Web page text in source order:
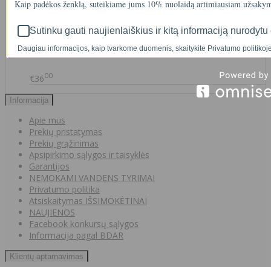
IŠMANAUS VANDENS NUOTĖKIO DETEKTORIAUS PRIEDAS
SOM GUARD
€3600
Informacija
Apie mus
Prekių pristatymas
Prekių grąžinimas
Apsipirkimo sąlygos ir taisyklės
Garantijos
NEMOKAMI VANDENS TYRIMAI
Privatumo politika
Atsiskaitymas IŠSIMOKĖTINAI
NAUJIENOS
Facebook konkursų sąlygos
Informacija pagal BDAR
Klientų aptarnavimas
Kaip padėkos ženklą, suteikiame jums 10% nuolaidą artimiausiam
Sutinku gauti naujienlaiškius ir kitą informaciją
Daugiau informacijos, kaip tvarkome duomenis, skaitykite Privatumo